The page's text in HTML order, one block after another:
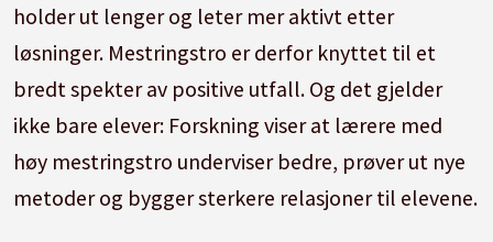
holder ut lenger og leter mer aktivt etter
løsninger. Mestringstro er derfor knyttet til et
bredt spekter av positive utfall. Og det gjelder
ikke bare elever: Forskning viser at lærere med
høy mestringstro underviser bedre, prøver ut nye
metoder og bygger sterkere relasjoner til elevene.